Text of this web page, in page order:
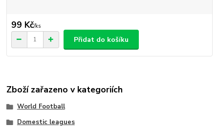
99 Kč/ks
Přidat do košíku
Zboží zařazeno v kategoriích
World Football
Domestic leagues